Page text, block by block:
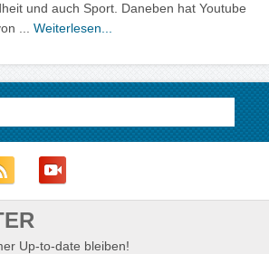
und auch Sport. Daneben hat Youtube
...Weiterlesen...
Up-to-date bleiben!